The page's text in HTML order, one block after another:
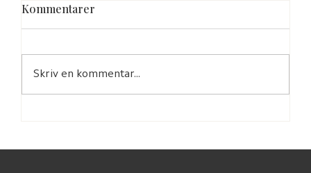
KSM66 – en uppdaterad
Kommentarer
Skriv en kommentar...